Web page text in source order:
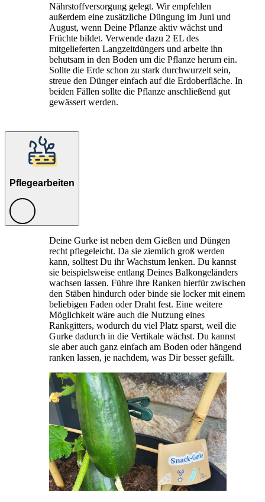
Nährstoffversorgung gelegt. Wir empfehlen
außerdem eine zusätzliche Düngung im Juni und
August, wenn Deine Pflanze aktiv wächst und
Früchte bildet. Verwende dazu 2 EL des
mitgelieferten Langzeitdüngers und arbeite ihn
behutsam in den Boden um die Pflanze herum ein.
Sollte die Erde schon zu stark durchwurzelt sein,
streue den Dünger einfach auf die Erdoberfläche. In
beiden Fällen sollte die Pflanze anschließend gut
gewässert werden.
Pflegearbeiten
Deine Gurke ist neben dem Gießen und Düngen
recht pflegeleicht. Da sie ziemlich groß werden
kann, solltest Du ihr Wachstum lenken. Du kannst
sie beispielsweise entlang Deines Balkongeländers
wachsen lassen. Führe ihre Ranken hierfür zwischen
den Stäben hindurch oder binde sie locker mit einem
beliebigen Faden oder Draht fest. Eine weitere
Möglichkeit wäre auch die Nutzung eines
Rankgitters, wodurch du viel Platz sparst, weil die
Gurke dadurch in die Vertikale wächst. Du kannst
sie aber auch ganz einfach am Boden oder hängend
ranken lassen, je nachdem, was Dir besser gefällt.